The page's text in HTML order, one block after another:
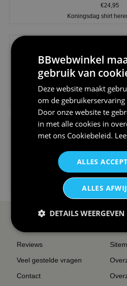
€24,95
Koningsdag shirt
€24,95
V-hals shirt rood wit
€24,95
Reviews
Veel gestelde vragen
Contact
BBwebwinkel
gebruik van
Deze website maakt
om de
Door onze website te
in met alle cookies in
met ons Cookiebeleid.
ALLES
ALLES
DETAILS WEERGEVEN